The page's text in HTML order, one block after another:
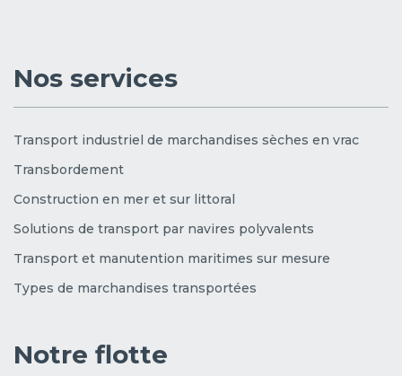
Nos services
Transport industriel de marchandises sèches en vrac
Transbordement
Construction en mer et sur littoral
Solutions de transport par navires polyvalents
Transport et manutention maritimes sur mesure
Types de marchandises transportées
Notre flotte